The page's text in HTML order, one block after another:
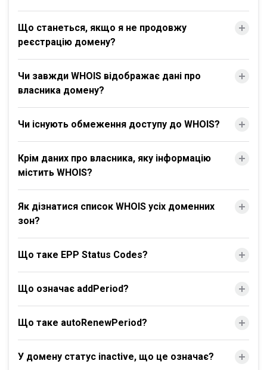
Що станеться, якщо я не продовжу
реєстрацію домену?
Чи завжди WHOIS відображає дані про
власника домену?
Чи існують обмеження доступу до WHOIS?
Крім даних про власника, яку інформацію
містить WHOIS?
Як дізнатися список WHOIS усіх доменних
зон?
Що таке EPP Status Codes?
Що означає addPeriod?
Що таке autoRenewPeriod?
У домену статус inactive, що це означає?